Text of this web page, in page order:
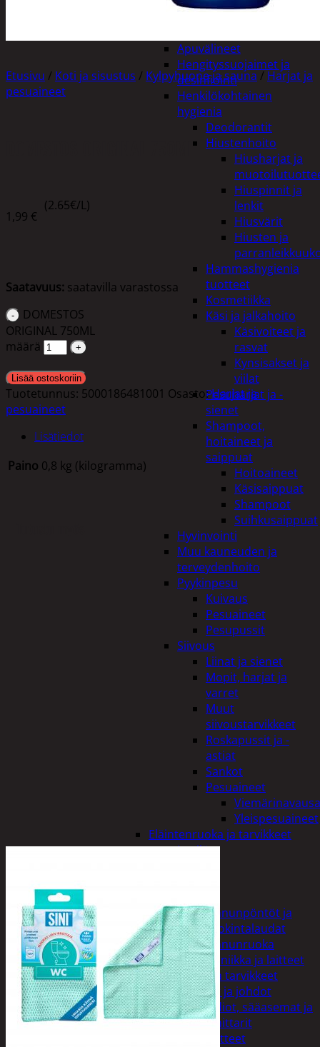
Apuvälineet
Hengityssuojaimet ja
desinfiointi
Henkilökohtainen
hygienia
Deodorantit
Hiustenhoito
Hiusharjat ja
Hiuspinnit ja
lenkit
Hiusvärit
Hiusten ja
Hammashygienia
tuotteet
Kosmetiikka
Käsi ja jalkahoito
Käsivoiteet ja
rasvat
Kynsisakset ja
viilat
Pesuharjat ja -
sienet
Shampoot,
hoitaineet ja
saippuat
Hoitoaineet
Käsisaippuat
Shampoot
Suihkusaippuat
Hyvinvointi
Muu kauneuden ja
terveydenhoito
Pyykinpesu
Kuivaus
Pesuaineet
Pesupussit
Siivous
Liinat ja sienet
Mopit, harjat ja
varret
Muut
siivoustarvikkeet
Roskapussit ja -
astiat
Sankot
Pesuaineet
Yleispesuaineet
Eläintenruoka ja tarvikkeet
Jyrsijät
Linnunpöntöt ja
ruokintalaudat
Linnunruoka
Kodin elektroniikka ja laitteet
Imurit ja tarvikkeet
Kaapelit ja johdot
Kelloradiot, sääasemat ja
lämpömittarit
Oheislaitteet
Etusivu / Koti ja sisustus / Kylpyhuone ja sauna / Harjat ja
pesuaineet
DOMESTOS ORIGINAL 750ML
1,99 €
(2.65€/L)
Saatavuus: saatavilla varastossa
DOMESTOS
ORIGINAL 750ML
määrä
Lisää ostoskoriin
Tuotetunnus: 5000186481001 Osasto:Harjat ja
pesuaineet
Lisätiedot
Paino 0,8 kg (kilogramma)